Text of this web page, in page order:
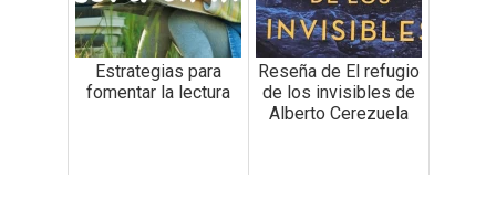
Estrategias para
fomentar la lectura
Reseña de El refugio
de los invisibles de
Alberto Cerezuela